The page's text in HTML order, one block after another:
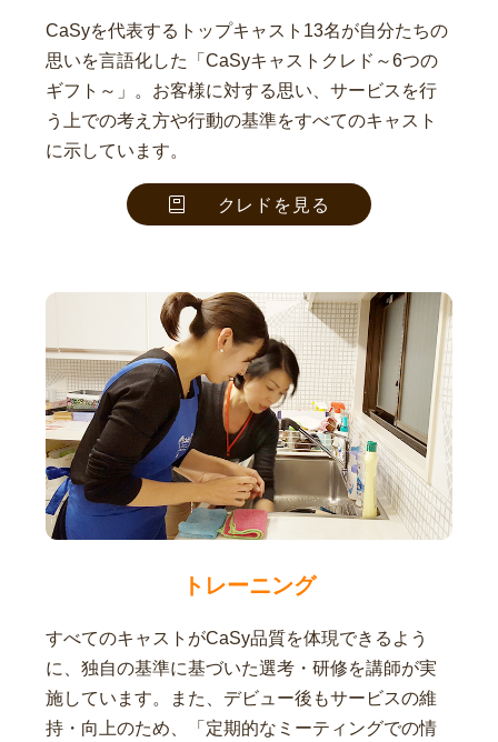
CaSyを代表するトップキャスト13名が自分たちの
思いを言語化した「CaSyキャストクレド～6つの
ギフト～」。お客様に対する思い、サービスを行
う上での考え方や行動の基準をすべてのキャスト
に示しています。
クレドを見る
トレーニング
すべてのキャストがCaSy品質を体現できるよう
に、独自の基準に基づいた選考・研修を講師が実
施しています。また、デビュー後もサービスの維
持・向上のため、「定期的なミーティングでの情